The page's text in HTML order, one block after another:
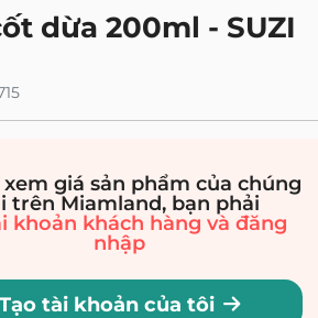
Bảo trì máy Bột giặt chuyên dụng
Chất tẩy rửa tổng quát
Tẩy vết bẩn
dừa 200ml - SUZI
giá sản phẩm của chúng
trên Miamland, bạn phải
khoản khách hàng và đăng
nhập
Tạo tài khoản của tôi